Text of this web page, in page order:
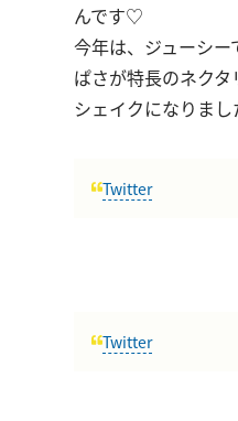
んです♡
今年は、ジューシ
ぱさが特長のネク
シェイクになりまし
Twitter
Twitter